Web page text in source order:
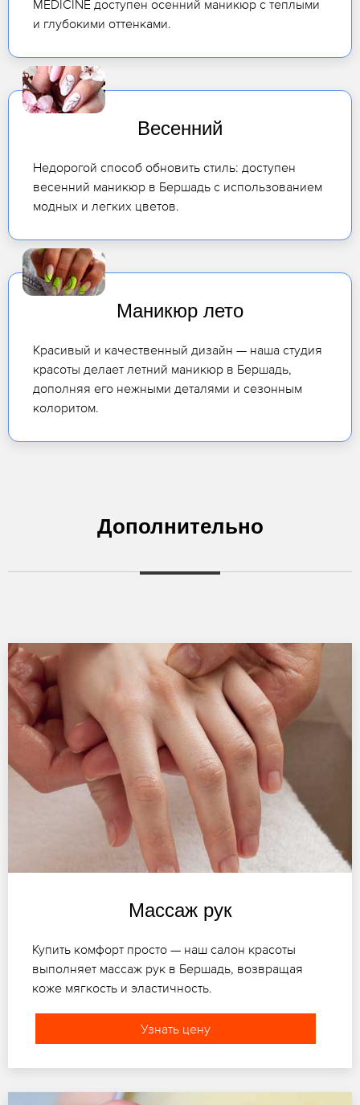
MEDICINE доступен осенний маникюр с теплыми
и глубокими оттенками.
Весенний
Недорогой способ обновить стиль: доступен
весенний маникюр в Бершадь с использованием
модных и легких цветов.
Маникюр лето
Красивый и качественный дизайн — наша студия
красоты делает летний маникюр в Бершадь,
дополняя его нежными деталями и сезонным
колоритом.
Дополнительно
Массаж рук
Купить комфорт просто — наш салон красоты
выполняет массаж рук в Бершадь, возвращая
коже мягкость и эластичность.
Узнать цену